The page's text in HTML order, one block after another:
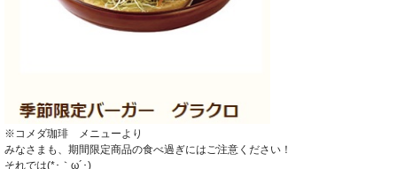
※コメダ珈琲 メニューより
みなさまも、期間限定商品の食べ過ぎにはご注意ください！
それでは(*･｀ω´･)ゞ